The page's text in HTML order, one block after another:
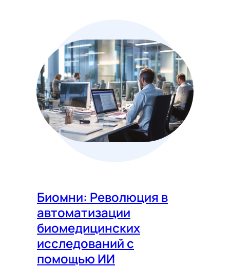
Биомни: Революция в
автоматизации
биомедицинских
исследований с
помощью ИИ